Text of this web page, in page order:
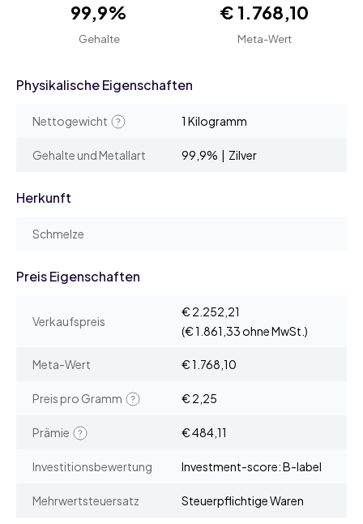
99,9%
Gehalte
€ 1.768,10
Meta-Wert
Physikalische Eigenschaften
Nettogewicht 1 Kilogramm
Gehalte und Metallart 99,9% | Zilver
Herkunft
Schmelze
Preis Eigenschaften
Verkaufspreis
€ 2.252,21
(€ 1.861,33 ohne MwSt.)
Meta-Wert € 1.768,10
Preis pro Gramm € 2,25
Prämie € 484,11
Investitionsbewertung Investment-score: B-label
Mehrwertsteuersatz Steuerpflichtige Waren